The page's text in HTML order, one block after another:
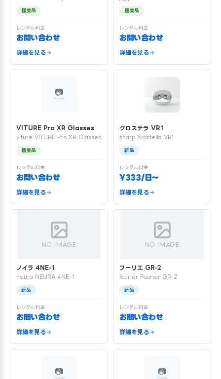
極美品
レンタル料金
お問い合わせ
詳細を見る
極美品
レンタル料金
お問い合わせ
詳細を見る
VITURE Pro XR Glasses
viture VITURE Pro XR Glasses
極美品
レンタル料金
お問い合わせ
詳細を見る
クロステラ VR1
sharp Xrostella VR1
新品
レンタル料金
¥333/日〜
詳細を見る
NO IMAGE
ノイラ 4NE-1
neura NEURA 4NE-1
新品
レンタル料金
お問い合わせ
詳細を見る
NO IMAGE
フーリエ GR-2
fourier Fourier GR-2
新品
レンタル料金
お問い合わせ
詳細を見る